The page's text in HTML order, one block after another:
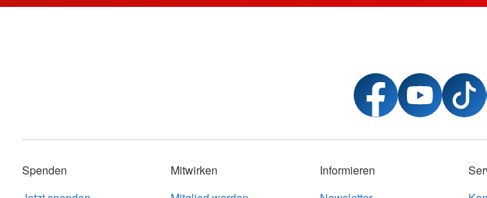
Spenden
Mitwirken
Informieren